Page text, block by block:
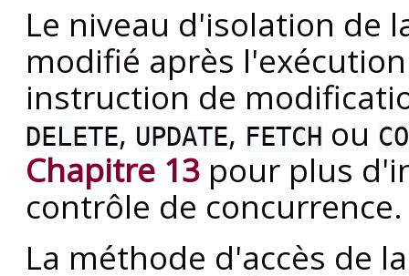
Le niveau d'isolation de
modifié après
instruction de
DELETE, UPDATE, FETCH ou
Chapitre 13 pour plus
contrôle de concurrence.
La méthode d'accès de